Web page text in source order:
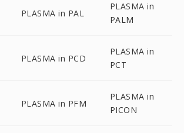
PLASMA in PAL
PLASMA in
PALM
PLASMA in PCD
PLASMA in
PCT
PLASMA in PFM
PLASMA in
PICON